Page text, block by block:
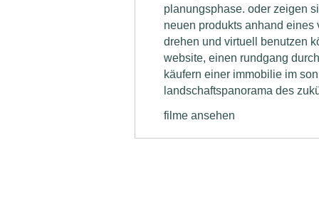
planungsphase. oder zeigen
neuen produkts anhand
drehen und virtuell benutzen
website, einen rundgang
käufern einer immobilie im
landschaftspanorama des
filme ansehen